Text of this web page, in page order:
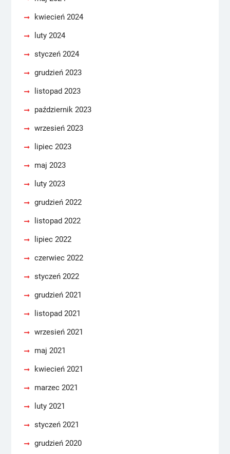
kwiecień 2024
luty 2024
styczeń 2024
grudzień 2023
listopad 2023
październik 2023
wrzesień 2023
lipiec 2023
maj 2023
luty 2023
grudzień 2022
listopad 2022
lipiec 2022
czerwiec 2022
styczeń 2022
grudzień 2021
listopad 2021
wrzesień 2021
maj 2021
kwiecień 2021
marzec 2021
luty 2021
styczeń 2021
grudzień 2020